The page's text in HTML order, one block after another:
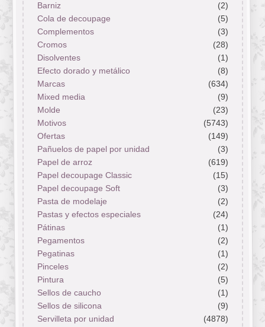
Barniz
(2)
Cola de decoupage
(5)
Complementos
(3)
Cromos
(28)
Disolventes
(1)
Efecto dorado y metálico
(8)
Marcas
(634)
Mixed media
(9)
Molde
(23)
Motivos
(5743)
Ofertas
(149)
Pañuelos de papel por unidad
(3)
Papel de arroz
(619)
Papel decoupage Classic
(15)
Papel decoupage Soft
(3)
Pasta de modelaje
(2)
Pastas y efectos especiales
(24)
Pátinas
(1)
Pegamentos
(2)
Pegatinas
(1)
Pinceles
(2)
Pintura
(5)
Sellos de caucho
(1)
Sellos de silicona
(9)
Servilleta por unidad
(4878)